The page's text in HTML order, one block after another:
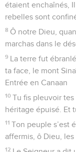
étaient enchaînés,
rebelles sont
8 Ô notre Dieu,
marchas dans le
9 La terre fut
ta face, le mont
Entrée en Canaan
10 Tu fis pleuvoir
héritage épuisé. Et
11 Ton peuple s’est
affermis, ô Dieu,
12